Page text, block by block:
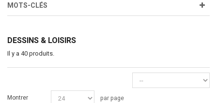
MOTS-CLÉS
DESSINS & LOISIRS
Il y a 40 produits.
Montrer par page